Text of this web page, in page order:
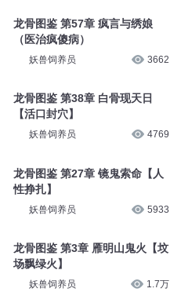
龙骨图鉴 第57章 疯言与绣娘
（医治疯傻病）
妖兽饲养员 3662
龙骨图鉴 第38章 白骨现天日
【活口封穴】
妖兽饲养员 4769
龙骨图鉴 第27章 镜鬼索命【人
性挣扎】
妖兽饲养员 5933
龙骨图鉴 第3章 雁明山鬼火【坟
场飘绿火】
妖兽饲养员 1.7万